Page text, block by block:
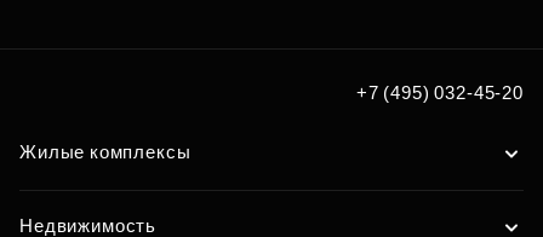
+7 (495) 032-45-20
Жилые комплексы
Недвижимость